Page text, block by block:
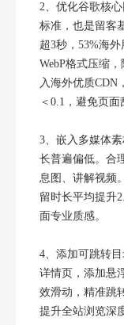
2、优化谷歌核
标准，也是留客
超3秒，53%海
WebP格式压缩
入海外优质CDN
＜0.1，避免页面
3、嵌入多媒体
长普遍偏低。合
息图、讲解视频
留时长平均提升
面专业质感。
4、添加可跳转
详情页，添加悬
效滑动，精准跳
提升全站浏览深